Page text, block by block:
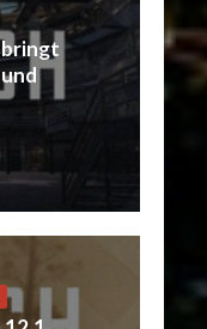
bringt